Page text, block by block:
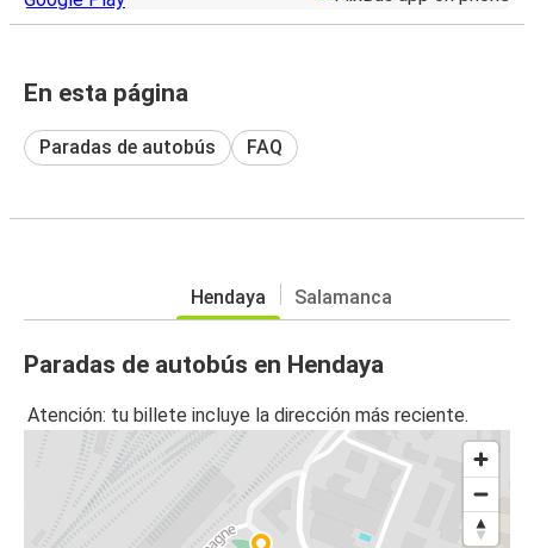
En esta página
Paradas de autobús FAQ
Hendaya Salamanca
Paradas de autobús en Hendaya
Atención: tu billete incluye la dirección más reciente.